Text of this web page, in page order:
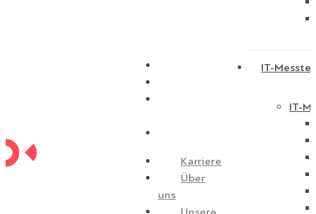
Karriere
Über
uns
IT-
IT-